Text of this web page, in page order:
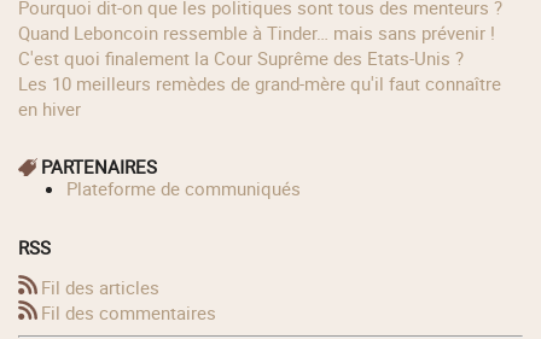
Pourquoi dit-on que les politiques sont tous des menteurs ?
Quand Leboncoin ressemble à Tinder… mais sans prévenir !
C'est quoi finalement la Cour Suprême des Etats-Unis ?
Les 10 meilleurs remèdes de grand-mère qu'il faut connaître
en hiver
PARTENAIRES
Plateforme de communiqués
RSS
Fil des articles
Fil des commentaires